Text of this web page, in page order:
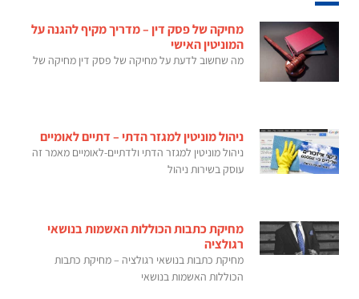
מחיקה של פסק דין – מדריך מקיף להגנה על
המוניטין האישי
מה שחשוב לדעת על מחיקה של פסק דין מחיקה של
ניהול מוניטין למגזר הדתי – דתיים לאומיים
ניהול מוניטין למגזר הדתי ולדתיים-לאומיים מאמר זה
עוסק בשירות ניהול
מחיקת כתבות הכוללות האשמות בנושאי
רגולציה
מחיקת כתבות בנושאי רגולציה – מחיקת כתבות
הכוללות האשמות בנושאי